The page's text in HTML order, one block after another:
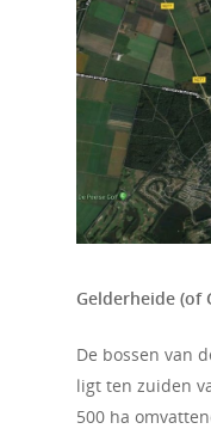
Gelderheide (of
De bossen van
ligt ten zuiden
500 ha